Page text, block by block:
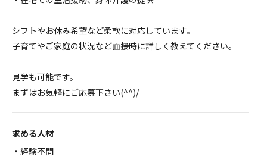
シフトやお休み希望など柔軟に対応しています。
子育てやご家庭の状況など面接時に詳しく教えてください。
見学も可能です。
まずはお気軽にご応募下さい(^^)/
求める人材
・経験不問